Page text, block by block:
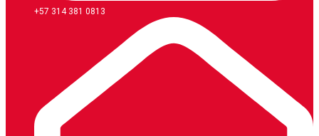
+57 314 381 0813